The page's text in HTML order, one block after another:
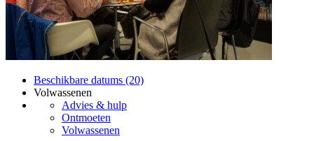
Beschikbare datums (20)
Volwassenen
Advies & hulp
Ontmoeten
Volwassenen